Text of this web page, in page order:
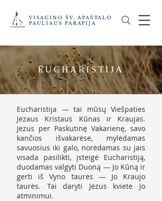
VISAGINO ŠV. APAŠTALO
PAULIAUS PARAPIJA
EUCHARISTIJA
Eucharistija — tai mūsų Viešpaties
Jėzaus Kristaus Kūnas ir Kraujas.
Jėzus per Paskutinę Vakarienę, savo
kančios išvakarėse, mylėdamas
savuosius iki galo, norėdamas su jais
visada pasilikti, įsteigė Eucharistiją,
duodamas valgyti Duoną — Jo Kūną ir
gerti iš Vyno taurės — Jo Kraujo
taurės. Tai daryti Jėzus kvietė Jo
atminimui.